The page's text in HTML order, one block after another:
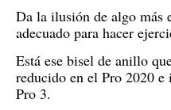
Da la ilusión de algo más
adecuado para hacer
Está ese bisel de anillo
reducido en el Pro 2020 e
Pro 3.